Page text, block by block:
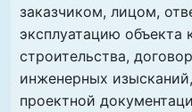
заказчиком, лицом,
эксплуатацию объекта
строительства,
инженерных
проектной